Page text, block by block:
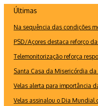
conteúdo
Últimas
Na sequência das condições
PSD/Açores destaca reforço
Telemonitorização reforça
Santa Casa da Misericórdia
Velas alerta para importância
Velas assinalou o Dia Mundial